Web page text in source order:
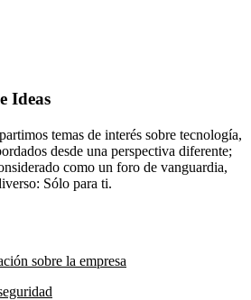
Ideas
temas de interés sobre tecnología,
desde una perspectiva diferente;
como un foro de vanguardia,
Sólo para ti.
sobre la empresa